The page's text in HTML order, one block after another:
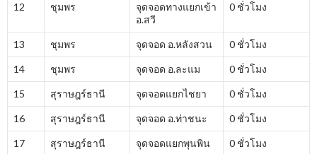
12 ชุมพร
จุดจอดทางแยกเข้า
อ.สวี
0 ชั่วโมง
13 ชุมพร จุดจอด อ.หลังสวน 0 ชั่วโมง
14 ชุมพร จุดจอด อ.ละแม 0 ชั่วโมง
15 สุราษฎร์ธานี จุดจอดแยกไชยา 0 ชั่วโมง
16 สุราษฎร์ธานี จุดจอด อ.ท่าชนะ 0 ชั่วโมง
17 สุราษฎร์ธานี จุดจอดแยกพุนพิน 0 ชั่วโมง